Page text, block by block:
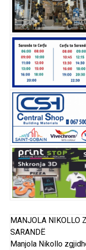
MANJOLA NIKOLLO
SARANDË
Manjola Nikollo